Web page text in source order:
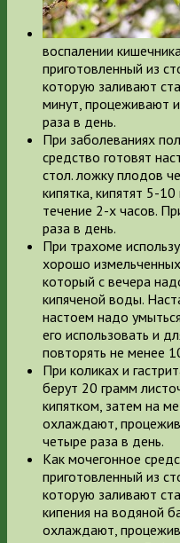
воспалении
приготовленный из
которую заливают
минут, процеживают
раза в день.
При заболеваниях
средство готовят
стол. ложку плодов
кипятка, кипятят 5-
течение 2-х часов.
раза в день.
При трахоме
хорошо
который с вечера
кипяченой воды.
настоем надо
его использовать и
повторять не менее
При коликах и
берут 20 грамм
кипятком, затем на
охлаждают,
четыре раза в день.
Как мочегонное
приготовленный из
которую заливают
кипения на водяной
охлаждают,